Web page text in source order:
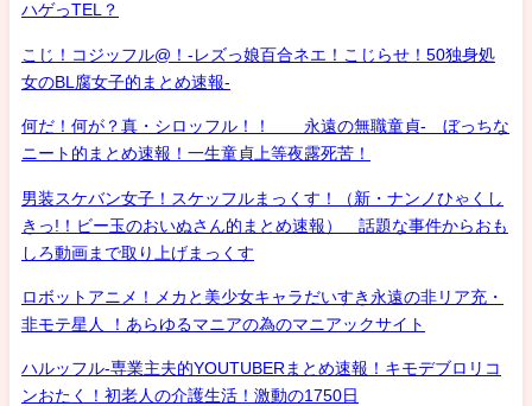
ハゲっTEL？
こじ！コジッフル@！-レズっ娘百合ネエ！こじらせ！50独身処
女のBL腐女子的まとめ速報-
何だ！何が？真・シロッフル！！ 永遠の無職童貞- ぼっちな
ニート的まとめ速報！一生童貞上等夜露死苦！
男装スケバン女子！スケッフルまっくす！（新・ナンノひゃくし
きっ!！ビー玉のおいぬさん的まとめ速報） 話題な事件からおも
しろ動画まで取り上げまっくす
ロボットアニメ！メカと美少女キャラだいすき永遠の非リア充・
非モテ星人 ！あらゆるマニアの為のマニアックサイト
ハルッフル-専業主夫的YOUTUBERまとめ速報！キモデブロリコ
ンおたく！初老人の介護生活！激動の1750日